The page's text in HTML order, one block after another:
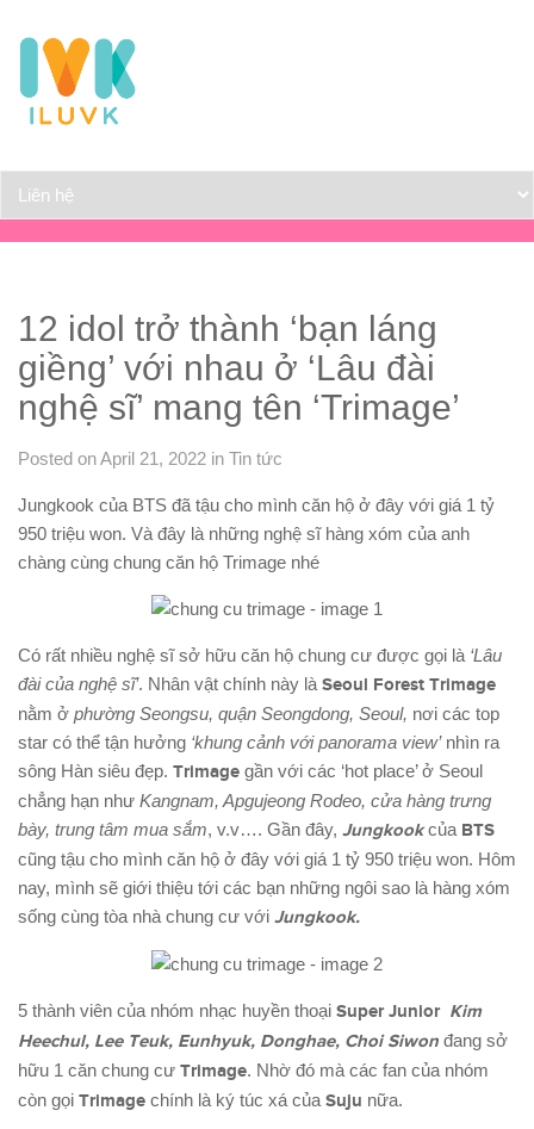
12 idol trở thành ‘bạn láng
giềng’ với nhau ở ‘Lâu đài
nghệ sĩ’ mang tên ‘Trimage’
Posted on April 21, 2022 in Tin tức
Jungkook của BTS đã tậu cho mình căn hộ ở đây với giá 1 tỷ
950 triệu won. Và đây là những nghệ sĩ hàng xóm của anh
chàng cùng chung căn hộ Trimage nhé
Có rất nhiều nghệ sĩ sở hữu căn hộ chung cư được gọi là ‘Lâu
đài của nghệ sĩ’. Nhân vật chính này là Seoul Forest Trimage
nằm ở phường Seongsu, quận Seongdong, Seoul, nơi các top
star có thể tận hưởng ‘khung cảnh với panorama view’nhìn ra
sông Hàn siêu đẹp. Trimage gần với các ‘hot place’ ở Seoul
chẳng hạn như Kangnam, Apgujeong Rodeo, cửa hàng trưng
bày, trung tâm mua sắm, v.v…. Gần đây, Jungkookcủa BTS
cũng tậu cho mình căn hộ ở đây với giá 1 tỷ 950 triệu won. Hôm
nay, mình sẽ giới thiệu tới các bạn những ngôi sao là hàng xóm
sống cùng tòa nhà chung cư với Jungkook.
5 thành viên của nhóm nhạc huyền thoại Super Junior Kim
Heechul, Lee Teuk, Eunhyuk, Donghae, Choi Siwon đang sở
hữu 1 căn chung cư Trimage. Nhờ đó mà các fan của nhóm
còn gọi Trimage chính là ký túc xá của Suju nữa.